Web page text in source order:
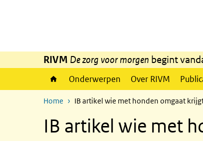
RIVM De zorg voor morgen begint
Onderwerpen Over RIVM
Home IB artikel wie met honden omgaat
IB artikel wie met